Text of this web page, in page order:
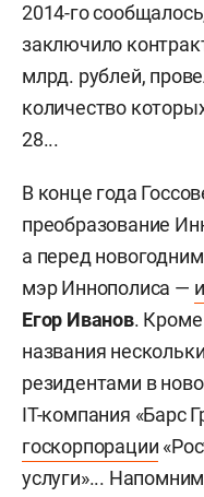
2014-го
заключило
млрд. рублей,
количество
28...
В конце года
преобразование
а перед
мэр Иннополиса —
Егор Иванов. Кроме
названия
резидентами в
IT-компания «Барс
госкорпорации
услуги»...